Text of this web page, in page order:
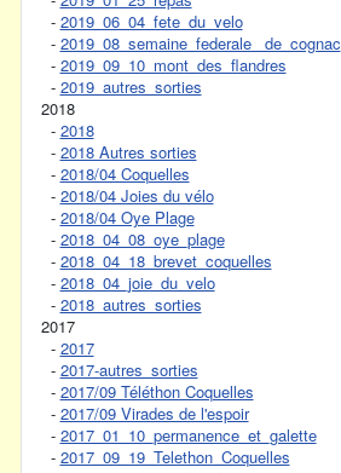
- 2019_06_04_fete_du_velo
- 2019_08_semaine_federale_ de_cognac
- 2019_09_10_mont_des_flandres
- 2019_autres_sorties
2018
- 2018
- 2018 Autres sorties
- 2018/04 Coquelles
- 2018/04 Joies du vélo
- 2018/04 Oye Plage
- 2018_04_08_oye_plage
- 2018_04_18_brevet_coquelles
- 2018_04_joie_du_velo
- 2018_autres_sorties
2017
- 2017
- 2017-autres_sorties
- 2017/09 Téléthon Coquelles
- 2017/09 Virades de l'espoir
- 2017_01_10_permanence_et_galette
- 2017_09_19_Telethon_Coquelles